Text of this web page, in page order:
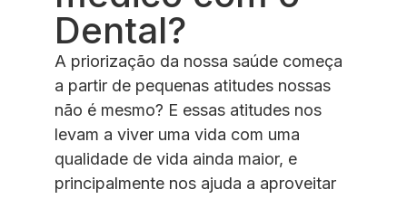
Dental?
A priorização da nossa saúde começa
a partir de pequenas atitudes nossas
não é mesmo? E essas atitudes nos
levam a viver uma vida com uma
qualidade de vida ainda maior, e
principalmente nos ajuda a aproveitar